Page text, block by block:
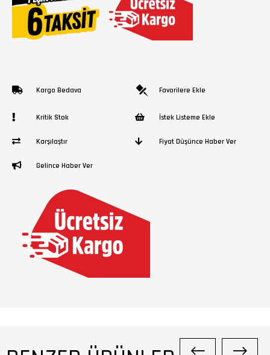
Kargo Bedava Favorilere Ekle
Kritik Stok İstek Listeme Ekle
Karşılaştır Fiyat Düşünce Haber Ver
Gelince Haber Ver